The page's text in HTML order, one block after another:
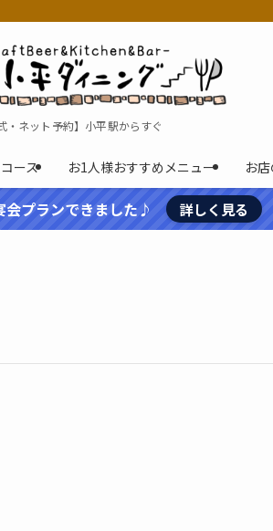
・ネット予約】小平駅からすぐ
ース お1人様おすすめメニュー お
プランできました♪ 詳しく見る